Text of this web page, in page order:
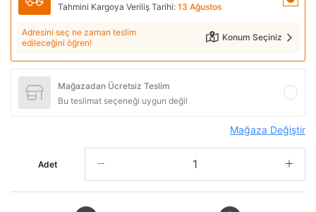
Tahmini Kargoya Veriliş Tarihi: 13 Ağustos
Adresini seç ne zaman teslim
edileceğini öğren!
Konum Seçiniz
Mağazadan Ücretsiz Teslim
Bu teslimat seçeneği uygun değil
Mağaza Değiştir
Adet